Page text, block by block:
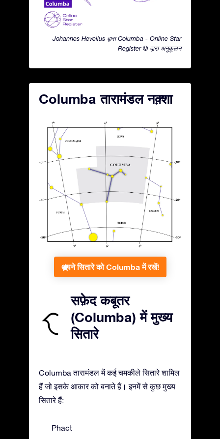
Johannes Hevelius द्वारा Columba - Online Star
Register © द्वारा अनुकूलन
Columba तारामंडल नक़्शा
अपने सितारे को Columba में रखें!
सफ़ेद कबूतर
(Columba) में मुख्य
सितारे
Columba तारामंडल में कई चमकीले सितारे शामिल
हैं जो इसके आकार को बनाते हैं। इनमें से कुछ मुख्य
सितारे हैं:
Phact